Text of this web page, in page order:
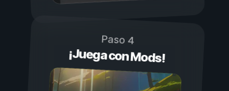
Paso 4
¡Juega con Mods!